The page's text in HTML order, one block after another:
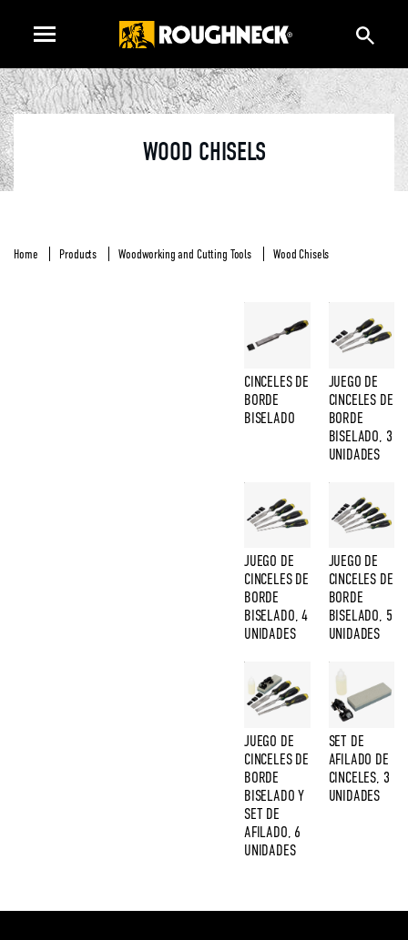
WOOD CHISELS
Home Products Woodworking and Cutting Tools Wood Chisels
CINCELES DE
BORDE
BISELADO
JUEGO DE
CINCELES DE
BORDE
BISELADO, 3
UNIDADES
JUEGO DE
CINCELES DE
BORDE
BISELADO, 4
UNIDADES
JUEGO DE
CINCELES DE
BORDE
BISELADO, 5
UNIDADES
JUEGO DE
CINCELES DE
BORDE
BISELADO Y
SET DE
AFILADO, 6
UNIDADES
SET DE
AFILADO DE
CINCELES, 3
UNIDADES